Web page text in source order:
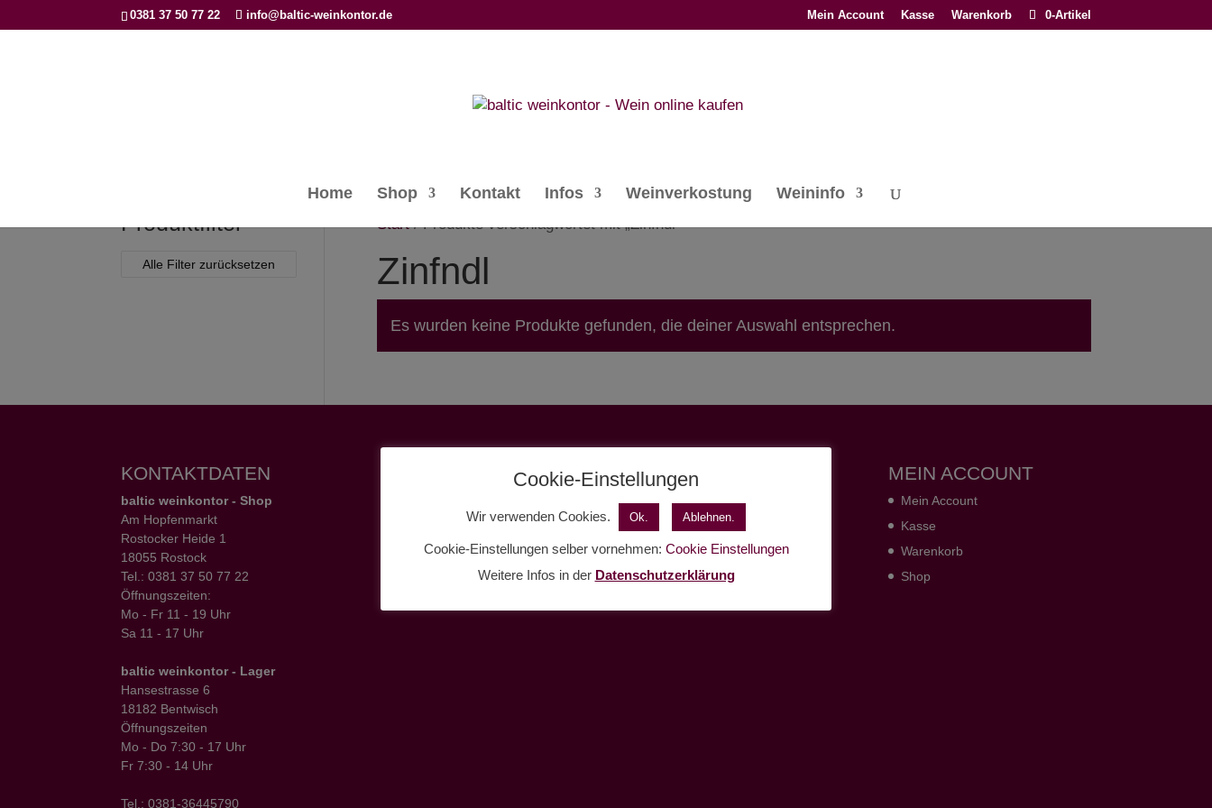
0381 37 50 77 22 info@baltic-weinkontor.de Mein Account Kasse Warenkorb 0-Artikel
Home Shop Kontakt Infos Weinverkostung Weininfo
Start/ Produkte verschlagwortet mit „Zinfndl“
Zinfndl
Es wurden keine Produkte gefunden, die deiner Auswahl entsprechen.
Produktfilter
Alle Filter zurücksetzen
KONTAKTDATEN
baltic weinkontor - Shop
Am Hopfenmarkt
Rostocker Heide 1
18055 Rostock
Tel.: 0381 37 50 77 22
Öffnungszeiten:
Mo - Fr 11 - 19 Uhr
Sa 11 - 17 Uhr
baltic weinkontor - Lager
Hansestrasse 6
18182 Bentwisch
Öffnungszeiten
Mo - Do 7:30 - 17 Uhr
Fr 7:30 - 14 Uhr
Tel.: 0381-36445790
MEIN ACCOUNT
Mein Account
Kasse
Warenkorb
Shop
Cookie-Einstellungen
Wir verwenden Cookies. Ok. Ablehnen.
Cookie-Einstellungen selber vornehmen: Cookie Einstellungen
Weitere Infos in der Datenschutzerklärung